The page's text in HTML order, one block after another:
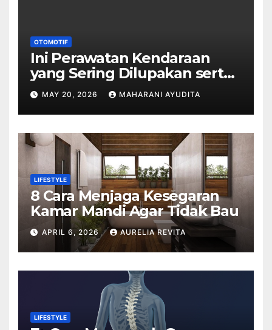
OTOMOTIF
Ini Perawatan Kendaraan
yang Sering Dilupakan serta
Dampaknya
MAY 20, 2026 MAHARANI AYUDITA
LIFESTYLE
8 Cara Menjaga Kesegaran
Kamar Mandi Agar Tidak Bau
APRIL 6, 2026 AURELIA REVITA
LIFESTYLE